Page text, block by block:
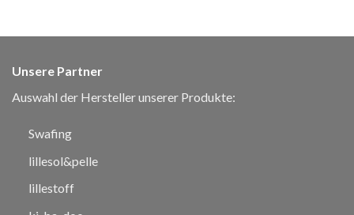
Unsere Partner
Auswahl der Hersteller unserer Produkte:
Swafing
lillesol&pelle
lillestoff